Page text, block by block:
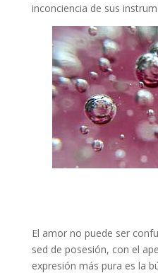
inconciencia de sus
El amor no puede ser
sed de posesión, con el
expresión más pura es la